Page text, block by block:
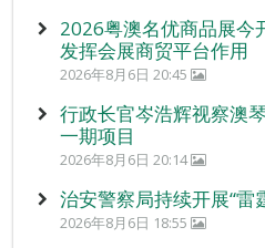
2026粤澳名优商品展今
发挥会展商贸平台作用
2026年8月6日 20:45
行政长官岑浩辉视察澳
一期项目
2026年8月6日 20:14
治安警察局持续开展“雷
2026年8月6日 18:55